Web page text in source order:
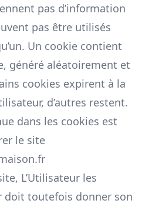
pas d’information
pas être utilisés
Un cookie contient
généré aléatoirement et
cookies expirent à la
d’autres restent.
dans les cookies est
le site
L’Utilisateur les
doit toutefois donner son